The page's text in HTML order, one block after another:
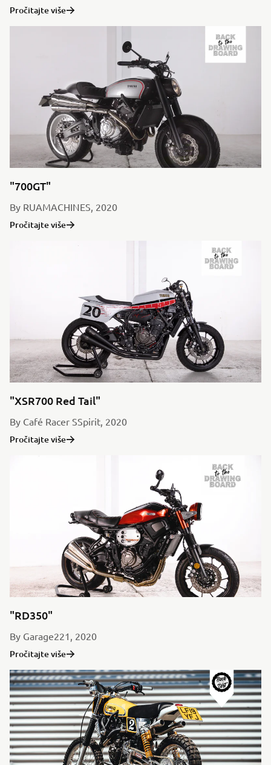
Pročitajte više
"700GT"
By RUAMACHINES, 2020
Pročitajte više
"XSR700 Red Tail"
By Café Racer SSpirit, 2020
Pročitajte više
"RD350"
By Garage221, 2020
Pročitajte više